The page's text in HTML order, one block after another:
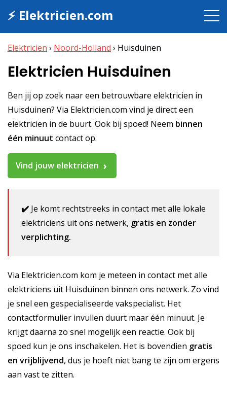
⚡ Elektricien.com
Elektricien › Noord-Holland › Huisduinen
Elektricien Huisduinen
Ben jij op zoek naar een betrouwbare elektricien in
Huisduinen? Via Elektricien.com vind je direct een
elektricien in de buurt. Ook bij spoed! Neem binnen
één minuut contact op.
Vind jouw elektricien
✔️ Je komt rechtstreeks in contact met alle lokale
elektriciens uit ons netwerk, gratis en zonder
verplichting.
Via Elektricien.com kom je meteen in contact met alle
elektriciens uit Huisduinen binnen ons netwerk. Zo vind
je snel een gespecialiseerde vakspecialist. Het
contactformulier invullen duurt maar één minuut. Je
krijgt daarna zo snel mogelijk een reactie. Ook bij
spoed kun je ons inschakelen. Het is bovendien gratis
en vrijblijvend, dus je hoeft niet bang te zijn om ergens
aan vast te zitten.